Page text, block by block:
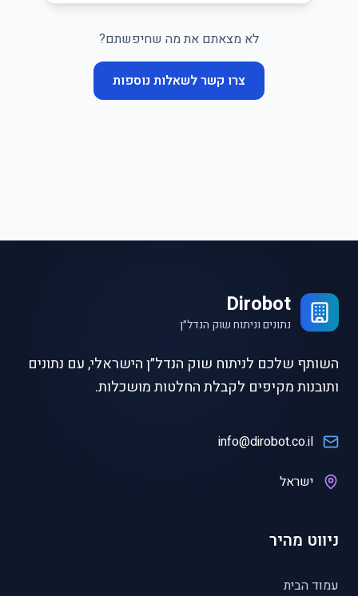
לא מצאתם את מה שחיפשתם?
צרו קשר לשאלות נוספות
Dirobot
נתונים וניתוח שוק הנדל״ן
השותף שלכם לניתוח שוק הנדל״ן הישראלי, עם נתונים
ותובנות מקיפים לקבלת החלטות מושכלות.
info@dirobot.co.il
ישראל
ניווט מהיר
עמוד הבית